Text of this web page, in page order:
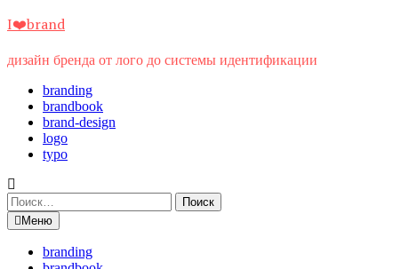
Перейти
содержимому
I❤️brand
дизайн бренда от лого до системы идентификации
branding
brandbook
brand-design
logo
typo
Найти:
Меню
branding